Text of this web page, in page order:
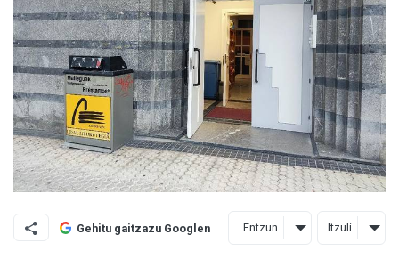
Gehitu gaitzazu Googlen Entzun Itzuli